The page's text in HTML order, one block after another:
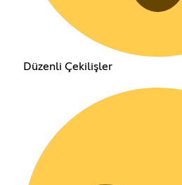
Düzenli Çekilişler